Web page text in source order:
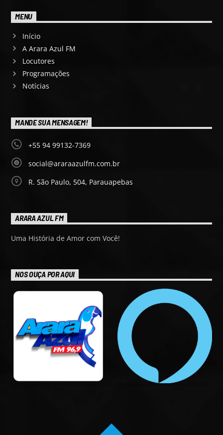
MENU
Início
A Arara Azul FM
Locutores
Programações
Notícias
MANDE SUA MENSAGEM!
+55 94 99132-7369
social@araraazulfm.com.br
R. São Paulo, 504, Parauapebas
ARARA AZUL FM
Uma História de Amor com Você!
NOS OUÇA POR AQUI